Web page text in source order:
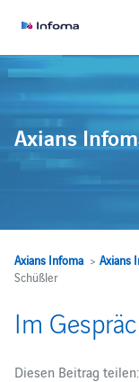
Axians
Axians Infoma> Axians
Schüßler
Im
Diesen Beitrag teilen: